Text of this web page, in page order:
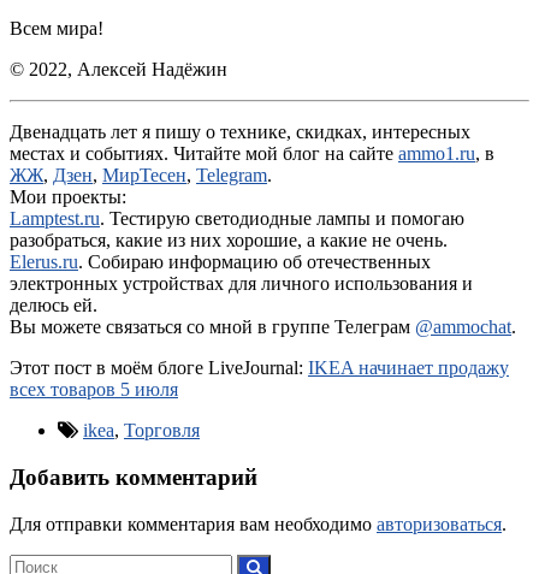
Всем мира!
© 2022, Алексей Надёжин
Двенадцать лет я пишу о технике, скидках, интересных
местах и событиях. Читайте мой блог на сайте ammo1.ru, в
ЖЖ, Дзен, МирТесен, Telegram.
Мои проекты:
Lamptest.ru. Тестирую светодиодные лампы и помогаю
разобраться, какие из них хорошие, а какие не очень.
Elerus.ru. Собираю информацию об отечественных
электронных устройствах для личного использования и
делюсь ей.
Вы можете связаться со мной в группе Телеграм @ammochat.
Этот пост в моём блоге LiveJournal: IKEA начинает продажу
всех товаров 5 июля
ikea, Торговля
Добавить комментарий
Для отправки комментария вам необходимо авторизоваться.